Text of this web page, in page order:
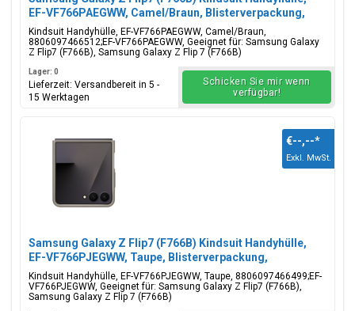
EF-VF766PAEGWW, Camel/Braun, Blisterverpackung,
8806097466512;EF-VF766PAEGWW
Kindsuit Handyhülle, EF-VF766PAEGWW, Camel/Braun,
8806097466512;EF-VF766PAEGWW, Geeignet für: Samsung Galaxy
Z Flip7 (F766B), Samsung Galaxy Z Flip 7 (F766B)
Lager: 0
Lieferzeit: Versandbereit in 5 -
15 Werktagen
Schicken Sie mir wenn
verfügbar!
Samsung Galaxy Z Flip7 (F766B) Kindsuit Handyhülle,
EF-VF766PJEGWW, Taupe, Blisterverpackung,
8806097466499;EF-VF766PJEGWW
Kindsuit Handyhülle, EF-VF766PJEGWW, Taupe, 8806097466499;EF-
VF766PJEGWW, Geeignet für: Samsung Galaxy Z Flip7 (F766B),
Samsung Galaxy Z Flip 7 (F766B)
€--,--*
Exkl. MwSt.